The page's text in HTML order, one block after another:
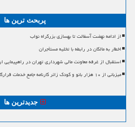
پربحث ترین ها
از ادامه نهضت آسفالت تا بهسازی بزرگراه نواب
اخطار به مالکان در رابطه با تخلیه مستأجران
استقبال از غرفه معاونت مالی شهرداری تهران در راهپیمایی
میزبانی از ۱۰ هزار بانو و کودک زائر کارنامه جامع خدمات قرارگاه زینبیه
جدیدترین ها